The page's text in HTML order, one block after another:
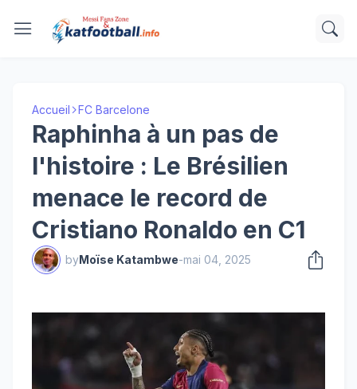
Accueil FC Barcelone
Raphinha à un pas de
l'histoire : Le Brésilien
menace le record de
Cristiano Ronaldo en C1
byMoïse Katambwe-mai 04, 2025